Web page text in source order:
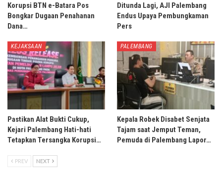
Korupsi BTN e-Batara Pos
Bongkar Dugaan Penahanan
Dana…
Ditunda Lagi, AJI Palembang
Endus Upaya Pembungkaman
Pers
KEJAKSAAN
Pastikan Alat Bukti Cukup,
Kejari Palembang Hati-hati
Tetapkan Tersangka Korupsi…
PALEMBANG
Kepala Robek Disabet Senjata
Tajam saat Jemput Teman,
Pemuda di Palembang Lapor…
PREV NEXT